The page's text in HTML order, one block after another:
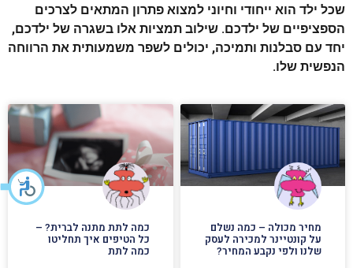
שכל ילד הוא ייחודי וחיוני למצוא פתרון המתאים לצרכים
הספציפיים של ילדכם. שילוב תמציות אלו בשגרה של ילדכם,
יחד עם סבלנות ותמיכה, יכולים לשפר משמעותית את הרווחה
הנפשית שלו.
מחיר מכולה – כמה נשלם
על קונטיינר למכירה לעסק
שלנו ולפי נקבע המחיר?
כמה לתת מתנה לברית? –
כל הטיפים איך תחליטו
כמה לתת